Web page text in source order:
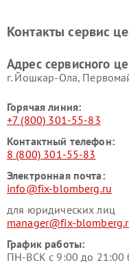
Контакты сервис
Адрес сервисного
г. Йошкар-Ола,
Горячая линия:
+7 (800) 301-55-83
Контактный телефон:
8 (800) 301-55-83
Электронная почта:
info@fix-blomberg.ru
для юридических лиц
manager@fix-
График работы:
ПН-ВСК с 9:00 до 21:00